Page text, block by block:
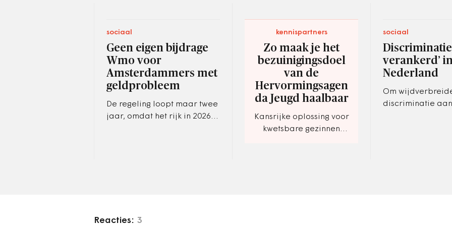
sociaal
Geen eigen bijdrage
Wmo voor
Amsterdammers met
geldprobleem
De regeling loopt maar twee
jaar, omdat het rijk in 2026
kennispartners
Zo maak je het
bezuinigingsdoel
van de
Hervormingsagen
da Jeugd haalbaar
Kansrijke oplossing voor
kwetsbare gezinnen
sociaal
Discriminatie
verankerd’ in
Nederland
Om
discriminatie
Reacties: 3